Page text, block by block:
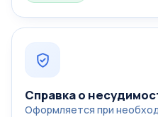
Справка о
Оформляется при